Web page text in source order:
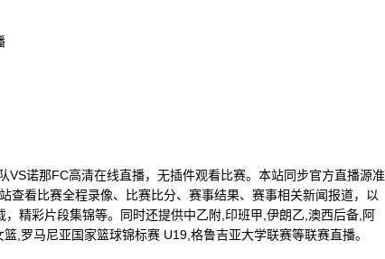
诺那FC高清在线直播，无插件观看比赛。本站同步官方直播源准
查看比赛全程录像、比赛比分、赛事结果、赛事相关新闻报道，以
精彩片段集锦等。同时还提供中乙附,印班甲,伊朗乙,澳西后备,阿
,罗马尼亚国家篮球锦标赛 U19,格鲁吉亚大学联赛等联赛直播。